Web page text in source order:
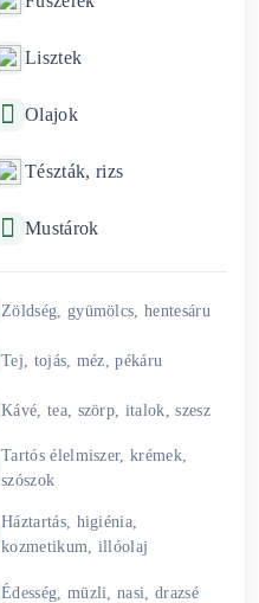
Lisztek
Olajok
Tészták, rizs
Mustárok
Zöldség, gyümölcs, hentesáru
Tej, tojás, méz, pékáru
Kávé, tea, szörp, italok, szesz
Tartós élelmiszer, krémek,
szószok
Háztartás, higiénia,
kozmetikum, illóolaj
Édesség, müzli, nasi, drazsé